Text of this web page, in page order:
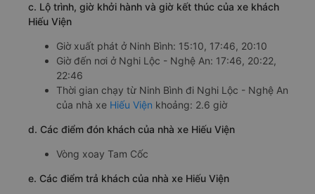
c. Lộ trình, giờ khởi hành và giờ kết thúc của xe khách
Hiếu Viện
Giờ xuất phát ở Ninh Bình: 15:10, 17:46, 20:10
Giờ đến nơi ở Nghi Lộc - Nghệ An: 17:46, 20:22,
22:46
Thời gian chạy từ Ninh Bình đi Nghi Lộc - Nghệ An
của nhà xe Hiếu Viện khoảng: 2.6 giờ
d. Các điểm đón khách của nhà xe Hiếu Viện
Vòng xoay Tam Cốc
e. Các điểm trả khách của nhà xe Hiếu Viện